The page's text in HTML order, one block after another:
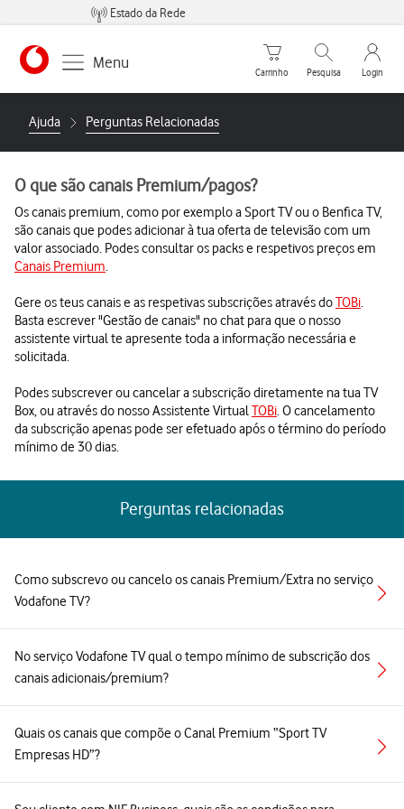
Estado da Rede
Menu
Carrinho de compras
Carrinho
Pesquisar
Pesquisa
My
Login
Ajuda Perguntas Relacionadas
O que são canais Premium/pagos?
Os canais premium, como por exemplo a Sport TV ou o Benfica TV,
são canais que podes adicionar à tua oferta de televisão com um
valor associado. Podes consultar os packs e respetivos preços em
Canais Premium.
Gere os teus canais e as respetivas subscrições através doTOBi.
Basta escrever "Gestão de canais" no chat para que o nosso
assistente virtual te apresente toda a informação necessária e
solicitada.
Podes subscrever ou cancelar a subscrição diretamente na tua TV
Box, ou através do nosso Assistente VirtualTOBi. O cancelamento
da subscrição apenas pode ser efetuado após o término do período
mínimo de 30 dias.
Perguntas relacionadas
Como subscrevo ou cancelo os canais Premium/Extra no serviço
Vodafone TV?
No serviço Vodafone TV qual o tempo mínimo de subscrição dos
canais adicionais/premium?
Quais os canais que compõe o Canal Premium “Sport TV
Empresas HD”?